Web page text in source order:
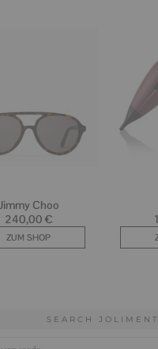
SEARCH JOLIMENT